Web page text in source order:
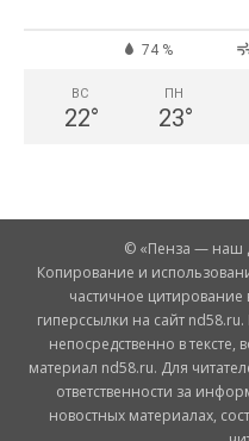
74 %
ВС
22°
ПН
23°
© «Пенза — наш
Копирование и
частичное
гиперссылки на сайт
непосредственно в
материал nd58.ru. Для
ответственности за
новостных материалах,